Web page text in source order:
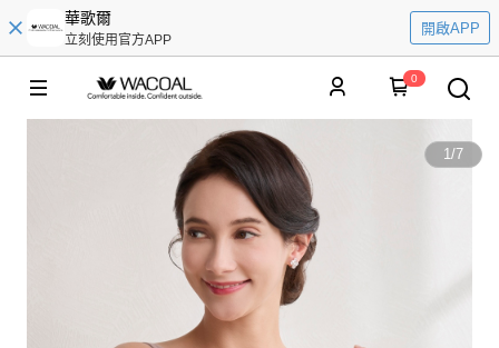
華歌爾
立刻使用官方APP
開啟APP
0
1/7